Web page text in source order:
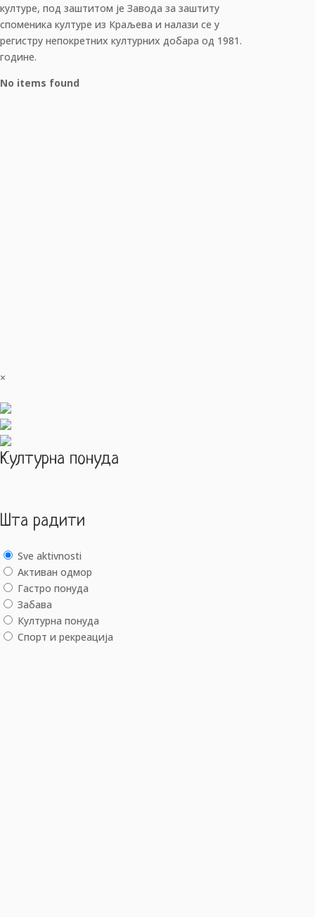
културе, под заштитом је Завода за заштиту
споменика културе из Краљева и налази се у
регистру непокретних културних добара од 1981.
године.
No items found
×
Културна понуда
Шта радити
Sve aktivnosti
Активан одмор
Гастро понуда
Забава
Културна понуда
Спорт и рекреација